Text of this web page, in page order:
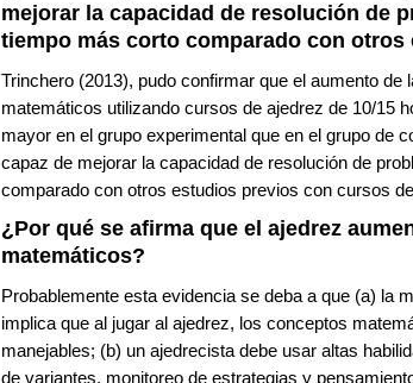
mejorar la capacidad de resolución de
tiempo más corto comparado con
Trinchero (2013), pudo confirmar que el aumento
matemáticos utilizando cursos de ajedrez de 10/15
mayor en el grupo experimental que en el grupo de
capaz de mejorar la capacidad de resolución de
comparado con otros estudios previos con cursos
¿Por qué se afirma que el ajedrez
matemáticos?
Probablemente esta evidencia se deba a que (a) la
implica que al jugar al ajedrez, los conceptos
manejables; (b) un ajedrecista debe usar altas
de variantes, monitoreo de estrategias y